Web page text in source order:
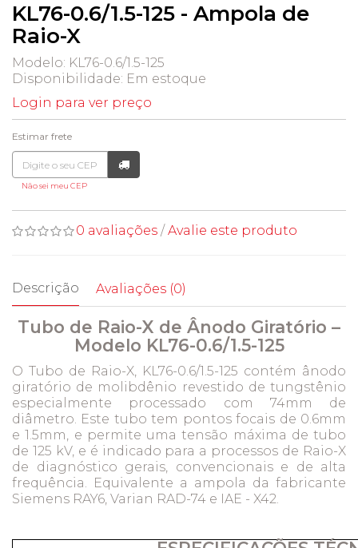
KL76-0.6/1.5-125 - Ampola de
Raio-X
Modelo: KL76-0.6/1.5-125
Disponibilidade: Em estoque
Login para ver preço
Estimar frete
Não sei meu CEP
0 avaliações / Avalie este produto
Descrição Avaliações (0)
Tubo de Raio-X de Ânodo Giratório –
Modelo KL76-0.6/1.5-125
O Tubo de Raio-X, KL76-0.6/1.5-125 contém ânodo
giratório de molibdênio revestido de tungstênio
especialmente processado com 74mm de
diâmetro. Este tubo tem pontos focais de 0.6mm
e 1.5mm, e permite uma tensão máxima de tubo
de 125 kV, e é indicado para a processos de Raio-X
de diagnóstico gerais, convencionais e de alta
frequência. Equivalente a ampola da fabricante
Siemens RAY6, Varian RAD-74 e IAE - X42.